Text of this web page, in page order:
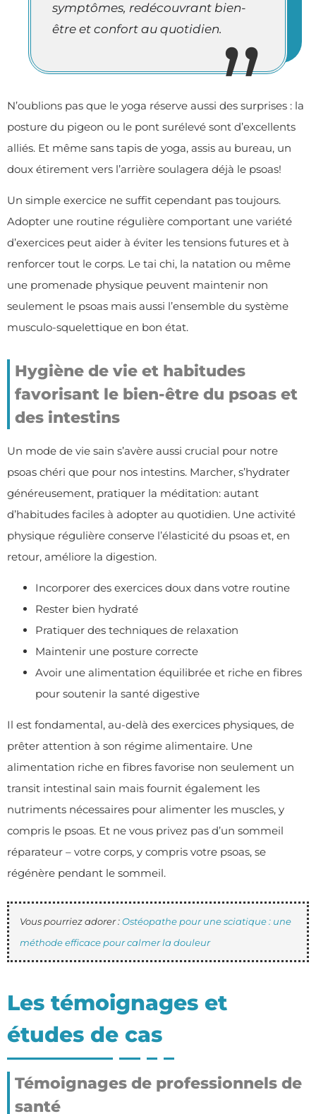
symptômes, redécouvrant bien-
être et confort au quotidien.
N’oublions pas que le yoga réserve aussi des surprises : la
posture du pigeon ou le pont surélevé sont d’excellents
alliés. Et même sans tapis de yoga, assis au bureau, un
doux étirement vers l’arrière soulagera déjà le psoas!
Un simple exercice ne suffit cependant pas toujours.
Adopter une routine régulière comportant une variété
d’exercices peut aider à éviter les tensions futures et à
renforcer tout le corps. Le tai chi, la natation ou même
une promenade physique peuvent maintenir non
seulement le psoas mais aussi l’ensemble du système
musculo-squelettique en bon état.
Hygiène de vie et habitudes
favorisant le bien-être du psoas et
des intestins
Un mode de vie sain s’avère aussi crucial pour notre
psoas chéri que pour nos intestins. Marcher, s’hydrater
généreusement, pratiquer la méditation: autant
d’habitudes faciles à adopter au quotidien. Une activité
physique régulière conserve l’élasticité du psoas et, en
retour, améliore la digestion.
Incorporer des exercices doux dans votre routine
Rester bien hydraté
Pratiquer des techniques de relaxation
Maintenir une posture correcte
Avoir une alimentation équilibrée et riche en fibres
pour soutenir la santé digestive
Il est fondamental, au-delà des exercices physiques, de
prêter attention à son régime alimentaire. Une
alimentation riche en fibres favorise non seulement un
transit intestinal sain mais fournit également les
nutriments nécessaires pour alimenter les muscles, y
compris le psoas. Et ne vous privez pas d’un sommeil
réparateur – votre corps, y compris votre psoas, se
régénère pendant le sommeil.
Vous pourriez adorer :Ostéopathe pour une sciatique : une
méthode efficace pour calmer la douleur
Les témoignages et
études de cas
Témoignages de professionnels de
santé